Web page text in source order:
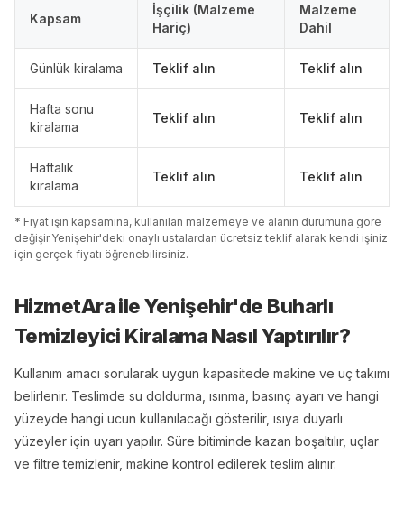
Kapsam
İşçilik (Malzeme
Hariç)
Malzeme
Dahil
Günlük kiralama Teklif alın Teklif alın
Hafta sonu
kiralama
Teklif alın Teklif alın
Haftalık
kiralama
Teklif alın Teklif alın
* Fiyat işin kapsamına, kullanılan malzemeye ve alanın durumuna göre
değişir.Yenişehir'deki onaylı ustalardan ücretsiz teklif alarak kendi işiniz
için gerçek fiyatı öğrenebilirsiniz.
HizmetAra ileYenişehir'de Buharlı
Temizleyici KiralamaNasıl Yaptırılır?
Kullanım amacı sorularak uygun kapasitede makine ve uç takımı
belirlenir. Teslimde su doldurma, ısınma, basınç ayarı ve hangi
yüzeyde hangi ucun kullanılacağı gösterilir, ısıya duyarlı
yüzeyler için uyarı yapılır. Süre bitiminde kazan boşaltılır, uçlar
ve filtre temizlenir, makine kontrol edilerek teslim alınır.